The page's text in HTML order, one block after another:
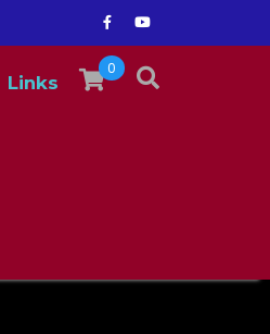
0
Links